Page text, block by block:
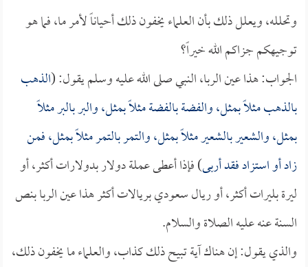
وتحلله، ويعلل ذلك بأن العلماء يخفون ذلك أحياناً لأمر ما، فما هو
توجيهكم جزاكم الله خيراً؟
الجواب: هذا عين الربا، النبي صلى الله عليه وسلم يقول: (الذهب
بالذهب مثلاً بمثل، والفضة بالفضة مثلاً بمثل، والبر بالبر مثلاً
بمثل، والشعير بالشعير مثلاً بمثل، والتمر بالتمر مثلاً بمثل، فمن
زاد أو استزاد فقد أربى) فإذا أعطى عملة دولار بدولارات أكثر، أو
ليرة بليرات أكثر، أو ريال سعودي بريالات أكثر هذا عين الربا بنص
السنة عنه عليه الصلاة والسلام.
والذي يقول: إن هناك آية تبيح ذلك كذاب، والعلماء ما يخفون ذلك،